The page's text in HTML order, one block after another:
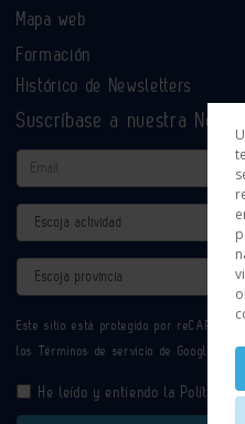
Mapa web
Formación
Histórico de Newsletters
Suscríbase a nuestra
Email
Actividad
Provincia
Este sitio está protegido por
los Términos de servicio de Google.
He leído y entiendo la Política